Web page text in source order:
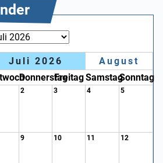
Juli 2026
August
DonnerstagFreitagSamstagSonntag
2 3 4 5
9 10 11 12